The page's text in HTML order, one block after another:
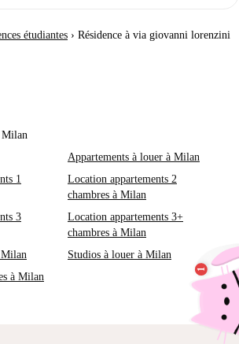
étudiantes › Résidence à via giovanni lorenzini
Milan
Appartements à louer à Milan
1
Location appartements 2
chambres à Milan
3
Location appartements 3+
chambres à Milan
Milan
Studios à louer à Milan
à Milan